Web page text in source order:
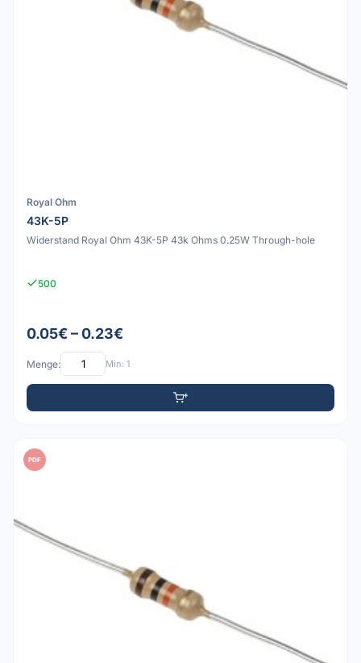
Royal Ohm
43K-5P
Widerstand Royal Ohm 43K-5P 43k Ohms 0.25W Through-hole
500
0.05€ – 0.23€
Menge: Min: 1
PDF